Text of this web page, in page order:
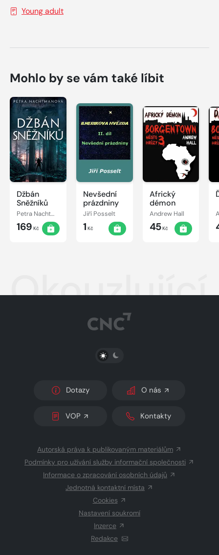
Young adult
Mohlo by se vám také líbit
Džbán
Sněžníků
Petra Nachtmanová
169 Kč
Nevšední
prázdniny
Jiří Posselt
1 Kč
Africký
démon
Andrew Hall
45Kč
PŘEPNOUT SVĚTLÝ/TMAVÝ REŽIM
Dotazy O nás
VOP Kontakty
Autorská práva k publikovaným materiálům
Podmínky pro užívání služby informační společnosti
Informace o zpracování osobních údajů
Jednotná kontaktní místa
Cookies
Nastavení soukromí
Inzerce
Redakce